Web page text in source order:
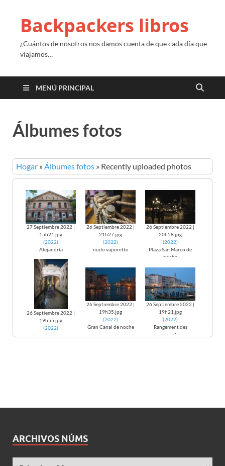
Backpackers libros
¿Cuántos de nosotros nos damos cuenta de que cada día que
viajamos…
MENÚ PRINCIPAL
Álbumes fotos
Hogar » Álbumes fotos » Recently uploaded photos
27 Septiembre 2022 |
15h21.jpg
(2022)
Alejandría
26 Septiembre 2022 |
21h27.jpg
(2022)
nudo vaporetto
26 Septiembre 2022 |
20h58.jpg
(2022)
Plaza San Marco de
noche
26 Septiembre 2022 |
19h55.jpg
(2022)
Pont des Soupirs
26 Septiembre 2022 |
19h35.jpg
(2022)
Gran Canal de noche
26 Septiembre 2022 |
19h21.jpg
(2022)
Rangement des
gondoles
ARCHIVOS NÚMS